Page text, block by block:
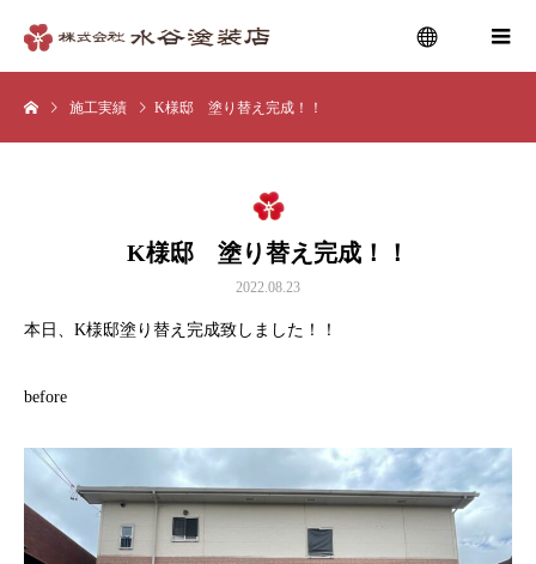
施工実績 K様邸 塗り替え完成！！
K様邸 塗り替え完成！！
2022.08.23
本日、K様邸塗り替え完成致しました！！
before